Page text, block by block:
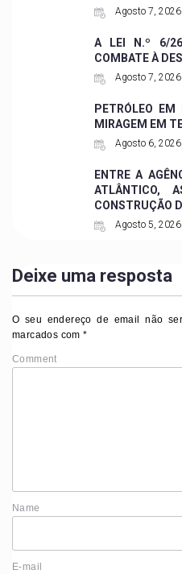
Agosto 7, 2026
A LEI N.º 6/
COMBATE À
Agosto 7, 2026
PETRÓLEO
MIRAGEM EM
Agosto 6, 2026
ENTRE A
ATLÂNTICO,
CONSTRUÇÃO
Agosto 5, 2026
Deixe uma resposta
O seu endereço de email não
marcados com*
Comment
E-